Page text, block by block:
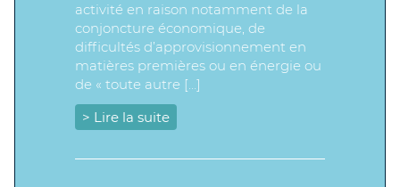
activité en raison notamment de la
conjoncture économique, de
difficultés d’approvisionnement en
matières premières ou en énergie ou
de « toute autre […]
> Lire la suite